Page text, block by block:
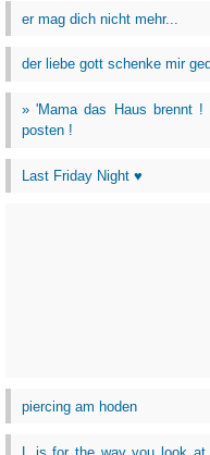
er mag dich nicht mehr...
der liebe gott schenke mir
» 'Mama das Haus brennt
posten !
Last Friday Night ♥
piercing am hoden